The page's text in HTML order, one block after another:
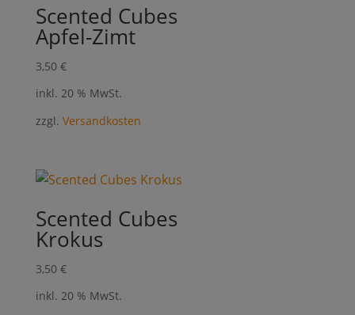
Scented Cubes
Apfel-Zimt
3,50 €
inkl. 20 % MwSt.
zzgl. Versandkosten
Scented Cubes
Krokus
3,50 €
inkl. 20 % MwSt.